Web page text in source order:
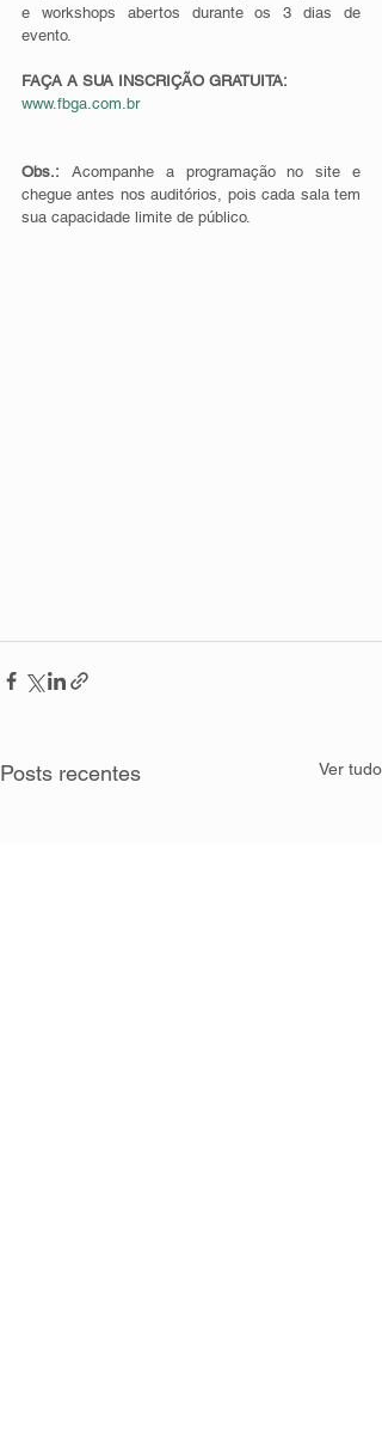
e workshops abertos durante os 3 dias de
evento.
FAÇA A SUA INSCRIÇÃO GRATUITA:
www.fbga.com.br
Obs.: Acompanhe a programação no site e
chegue antes nos auditórios, pois cada sala tem
sua capacidade limite de público.
Posts recentes Ver tudo